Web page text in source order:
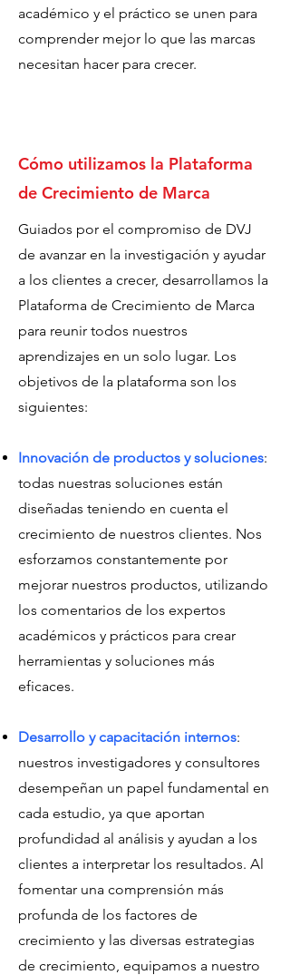
académico y el práctico se unen para
comprender mejor lo que las marcas
necesitan hacer para crecer.
Cómo utilizamos la Plataforma
de Crecimiento de Marca
Guiados por el compromiso de DVJ
de avanzar en la investigación y ayudar
a los clientes a crecer, desarrollamos la
Plataforma de Crecimiento de Marca
para reunir todos nuestros
aprendizajes en un solo lugar. Los
objetivos de la plataforma son los
siguientes:
Innovación de productos y soluciones:
todas nuestras soluciones están
diseñadas teniendo en cuenta el
crecimiento de nuestros clientes. Nos
esforzamos constantemente por
mejorar nuestros productos, utilizando
los comentarios de los expertos
académicos y prácticos para crear
herramientas y soluciones más
eficaces.
Desarrollo y capacitación internos:
nuestros investigadores y consultores
desempeñan un papel fundamental en
cada estudio, ya que aportan
profundidad al análisis y ayudan a los
clientes a interpretar los resultados. Al
fomentar una comprensión más
profunda de los factores de
crecimiento y las diversas estrategias
de crecimiento, equipamos a nuestro